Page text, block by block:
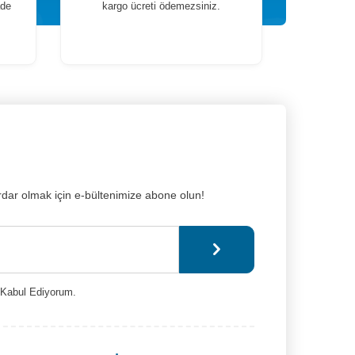
kargo ücreti ödemezsiniz.
olmak için e-bültenimize abone olun!
Ediyorum.